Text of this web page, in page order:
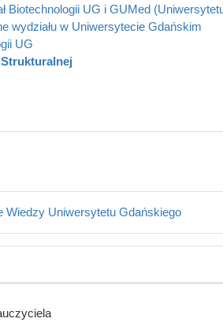
Biotechnologii UG i GUMed
wydziału w Uniwersytecie Gdańskim
UG
Wiedzy Uniwersytetu Gdańskiego